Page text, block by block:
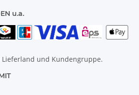
u.a.
und Kundengruppe.